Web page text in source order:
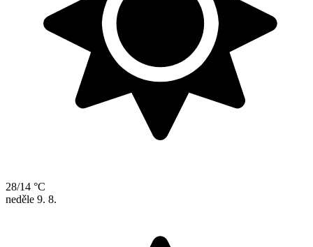
28/14 °C
neděle 9. 8.